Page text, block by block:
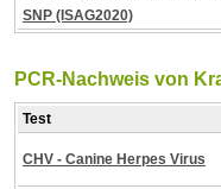
SNP (ISAG2020)
PCR-Nachweis von
Test
CHV - Canine Herpes Virus